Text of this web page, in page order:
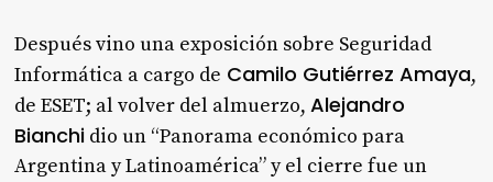
Después vino una exposición sobre Seguridad
Informática a cargo de Camilo Gutiérrez Amaya,
de ESET; al volver del almuerzo,Alejandro
Bianchi dio un “Panorama económico para
Argentina y Latinoamérica” y el cierre fue un